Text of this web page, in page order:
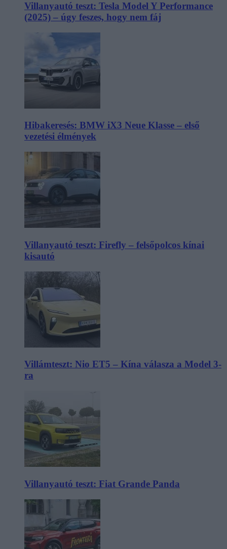
Villanyautó teszt: Tesla Model Y Performance
(2025) – úgy feszes, hogy nem fáj
Hibakeresés: BMW iX3 Neue Klasse – első
vezetési élmények
Villanyautó teszt: Firefly – felsőpolcos kínai
kisautó
Villámteszt: Nio ET5 – Kína válasza a Model 3-
ra
Villanyautó teszt: Fiat Grande Panda